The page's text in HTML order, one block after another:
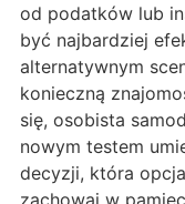
od podatków lub
być najbardziej
alternatywnym
konieczną
się, osobista
nowym testem
decyzji, która